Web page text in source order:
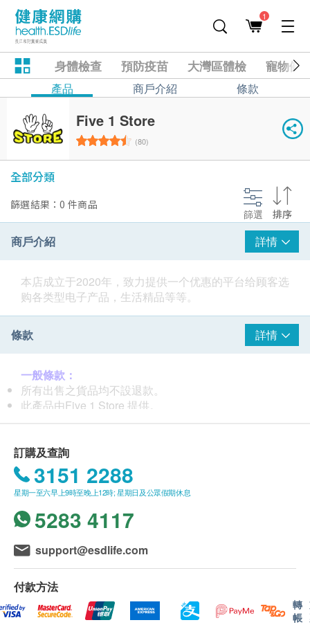
1
身體檢查 預防疫苗 大灣區體檢 寵物健
產品 商戶介紹 條款
Five 1 Store
(80)
全部分類
篩選結果：0 件商品
篩選 排序
商戶介紹 詳情
本店成立于2020年，致力提供一个优惠的平台给顾客选
购各类型电子产品，生活精品等等。
條款 詳情
一般條款：
所有出售之貨品均不設退款。
此產品由Five 1 Store 提供。
營業時間：星期一至星期日 12:00–21:30
送貨條款：
購買Five 1 Store產品，可選擇本地送貨服務 或 於旺角
自取點自取 旺角山東街47-51號109號舖星際城市一樓
我們將於確定訂單後3-9個工作天內安排發貨。
不排除運送時間會因節日而有所影響。當八號烈風訊號
懸掛或黑色暴雨警告生效時，送貨服務時間將會延遲。
所有訂單須視乎相關貨品的供應情況再作最後確認。倘
若健康網購health.ESDlife未能提供任何訂單上的貨
品，健康網購health.ESDlife有權拒絕接受該訂單，並
且會於送貨前透過電話或電郵通知顧客再作安排。
訂購及查詢
3151 2288
星期一至六早上9時至晚上12時; 星期日及公眾假期休息
5283 4117
support@esdlife.com
付款方法
轉
帳